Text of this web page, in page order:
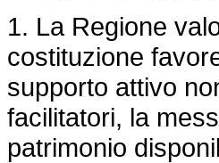
1. La Regione
costituzione
supporto attivo
facilitatori, la
patrimonio